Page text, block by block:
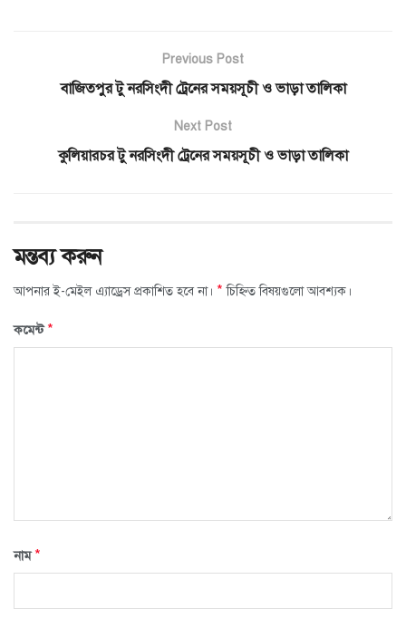
Previous Post
বাজিতপুর টু নরসিংদী ট্রেনের সময়সূচী ও ভাড়া তালিকা
Next Post
কুলিয়ারচর টু নরসিংদী ট্রেনের সময়সূচী ও ভাড়া তালিকা
মন্তব্য করুন
আপনার ই-মেইল এ্যাড্রেস প্রকাশিত হবে না। * চিহ্নিত বিষয়গুলো আবশ্যক।
কমেন্ট*
নাম*